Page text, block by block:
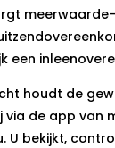
een
houdt de
via de app van
U bekijkt,